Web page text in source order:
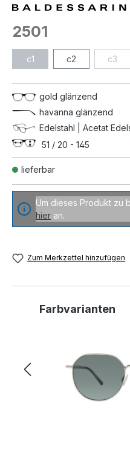
lieferbar
2501
c1 c2 c3
gold glänzend
havanna glänzend
Edelstahl | Acetat
51 / 20 - 145
Um dieses Produkt zu
hier an.
Zum Merkzettel hinzufügen
Produktgalerie
Farbvarianten